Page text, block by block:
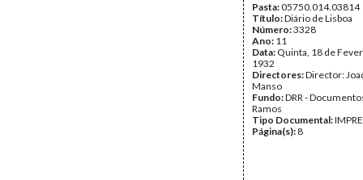
Pasta:05750.014.03814
Título:Diário de Lisboa
Número:3328
Ano: 11
Data: Quinta, 18 de
1932
Directores:Director:
Manso
Fundo:DRR -
Ramos
Tipo Documental:
Página(s): 8